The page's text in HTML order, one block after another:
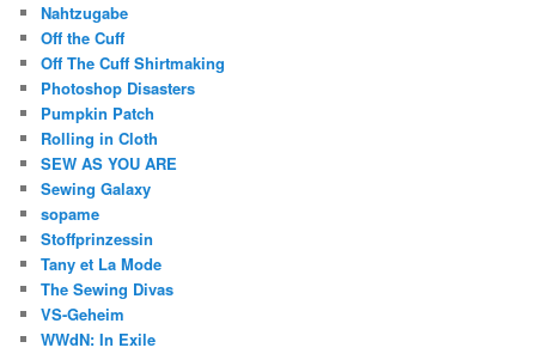
Nahtzugabe
Off the Cuff
Off The Cuff Shirtmaking
Photoshop Disasters
Pumpkin Patch
Rolling in Cloth
SEW AS YOU ARE
Sewing Galaxy
sopame
Stoffprinzessin
Tany et La Mode
The Sewing Divas
VS-Geheim
WWdN: In Exile